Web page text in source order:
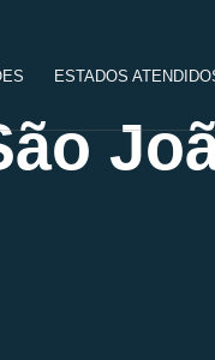
ESTADOS